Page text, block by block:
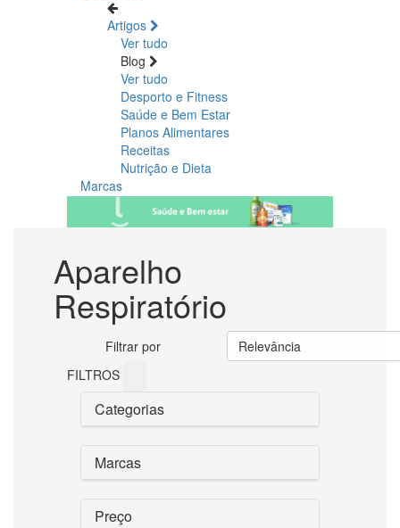
Artigos
Ver tudo
Blog
Ver tudo
Desporto e Fitness
Saúde e Bem Estar
Planos Alimentares
Receitas
Nutrição e Dieta
Marcas
Aparelho
Respiratório
Filtrar por
Relevância
FILTROS
Categorias
Marcas
Preço